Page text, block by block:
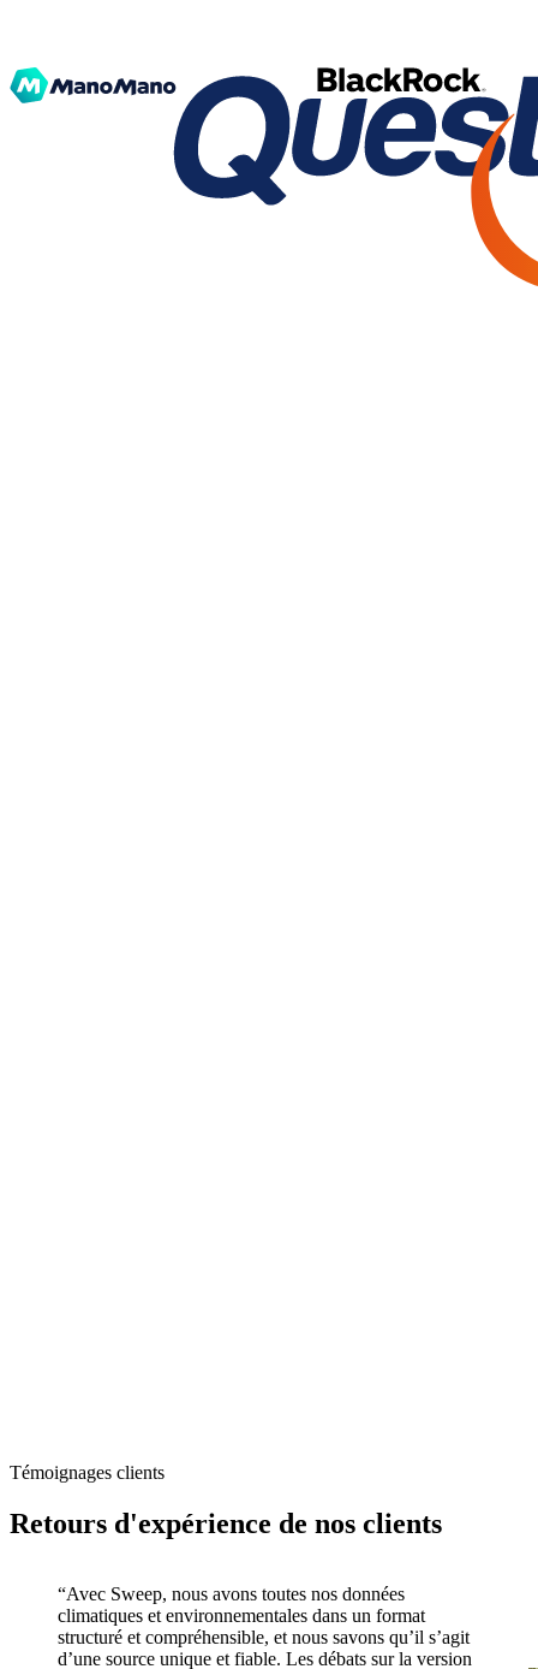
Témoignages clients
Retours d'expérience de nos clients
“Avec Sweep, nous avons toutes nos données
climatiques et environnementales dans un format
structuré et compréhensible, et nous savons qu’il s’agit
d’une source unique et fiable. Les débats sur la version